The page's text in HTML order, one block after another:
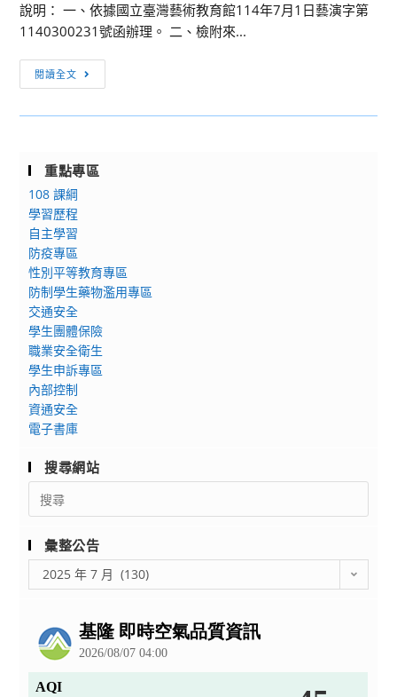
校
教
師
甄
次
重
訊
說明： 一、依據國立臺灣藝術教育館114年7月1日藝演字第
1140300231號函辦理。 二、檢附來...
閱讀全文
息
轉
效
化
研
暨
推
體
驗
重點專區
108 課綱
學習歷程
自主學習
防疫專區
性別平等教育專區
防制學生藥物濫用專區
交通安全
學生團體保險
職業安全衛生
學生申訴專區
內部控制
資通安全
電子書庫
搜尋網站
Search
for:
彙整公告
整
2025 年 7 月 (130)